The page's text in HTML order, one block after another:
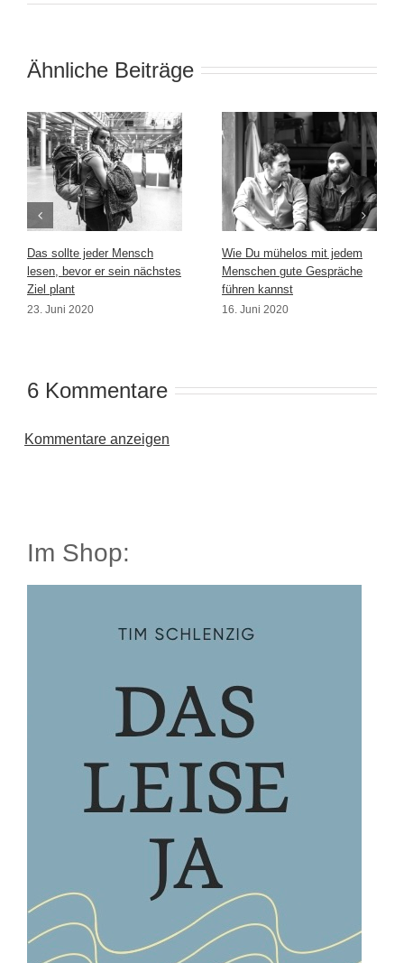
Ähnliche Beiträge
Das sollte jeder Mensch
lesen, bevor er sein nächstes
Ziel plant
23. Juni 2020
Wie Du mühelos mit jedem
Menschen gute Gespräche
führen kannst
16. Juni 2020
6 Kommentare
Kommentare anzeigen
Im Shop: